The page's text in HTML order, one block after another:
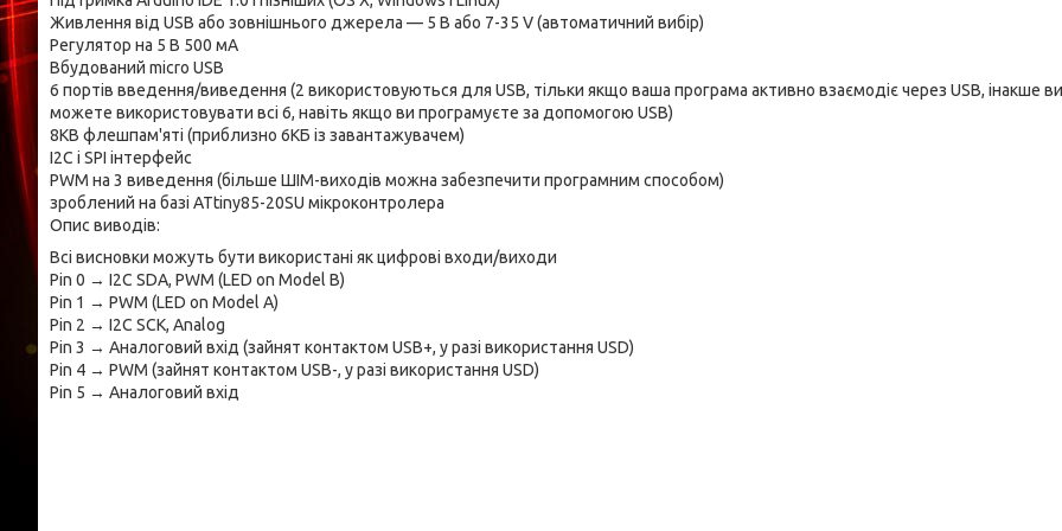
Живлення від USB або зовнішнього джерела — 5 В або 7-35 V (автоматичний вибір)
Регулятор на 5 В 500 мА
Вбудований micro USB
6 портів введення/виведення (2 використовуються для USB, тільки якщо ваша програма активно взаємодіє через USB, інакше ви
можете використовувати всі 6, навіть якщо ви програмуєте за допомогою USB)
8KB флешпам'яті (приблизно 6КБ із завантажувачем)
I2C і SPI інтерфейс
PWM на 3 виведення (більше ШІМ-виходів можна забезпечити програмним способом)
зроблений на базі ATtiny85-20SU мікроконтролера
Опис виводів:
Всі висновки можуть бути використані як цифрові входи/виходи
Pin 0 → I2C SDA, PWM (LED on Model B)
Pin 1 → PWM (LED on Model A)
Pin 2 → I2C SCK, Analog
Pin 3 → Аналоговий вхід (зайнят контактом USB+, у разі використання USD)
Pin 4 → PWM (зайнят контактом USB-, у разі використання USD)
Pin 5 → Аналоговий вхід